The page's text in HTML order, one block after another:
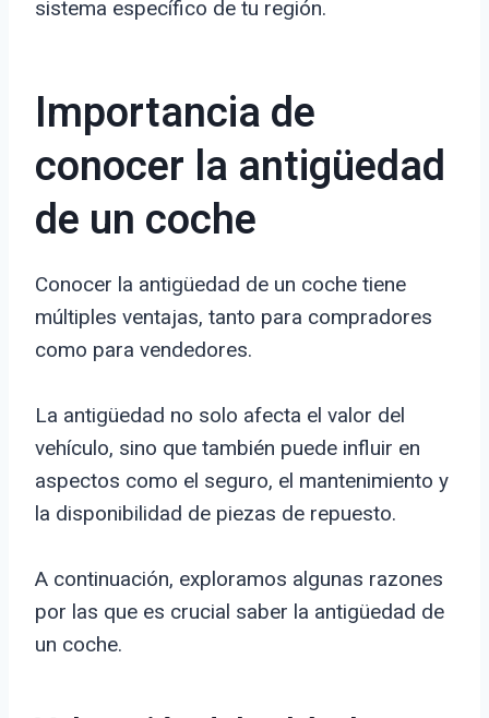
sistema específico de tu región.
Importancia de
conocer la antigüedad
de un coche
Conocer la antigüedad de un coche tiene
múltiples ventajas, tanto para compradores
como para vendedores.
La antigüedad no solo afecta el valor del
vehículo, sino que también puede influir en
aspectos como el seguro, el mantenimiento y
la disponibilidad de piezas de repuesto.
A continuación, exploramos algunas razones
por las que es crucial saber la antigüedad de
un coche.